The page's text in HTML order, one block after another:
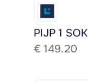
PIJP 1
€ 149.20